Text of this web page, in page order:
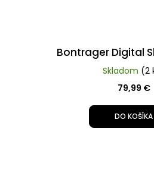
Bontrager Digital
Skladom (2
79,99 €
DO KOŠÍKA